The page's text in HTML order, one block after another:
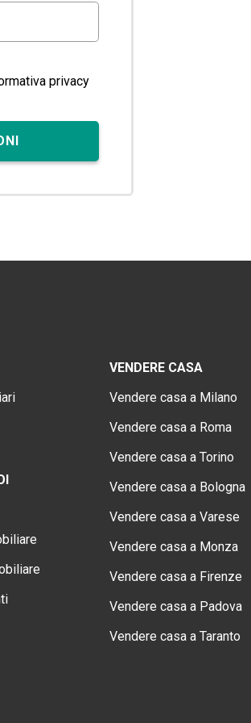
privacy
VENDERE CASA
Vendere casa a Milano
Vendere casa a Roma
Vendere casa a Torino
Vendere casa a Bologna
Vendere casa a Varese
Vendere casa a Monza
Vendere casa a Firenze
Vendere casa a Padova
Vendere casa a Taranto